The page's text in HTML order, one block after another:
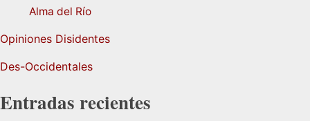
Alma del Río
Opiniones Disidentes
Des-Occidentales
Entradas recientes